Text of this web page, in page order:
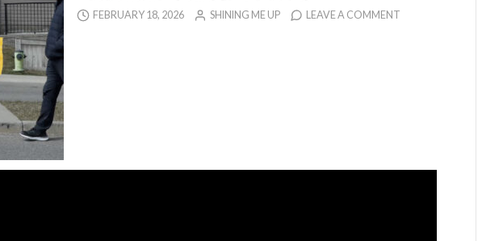
FEBRUARY 18, 2026 SHINING ME UP LEAVE A COMMENT